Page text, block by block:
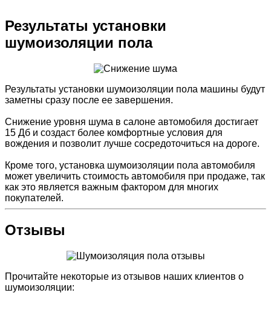
Результаты установки
шумоизоляции пола
Результаты установки шумоизоляции пола машины будут
заметны сразу после ее завершения.
Снижение уровня шума в салоне автомобиля достигает
15 Дб и создаст более комфортные условия для
вождения и позволит лучше сосредоточиться на дороге.
Кроме того, установка шумоизоляции пола автомобиля
может увеличить стоимость автомобиля при продаже, так
как это является важным фактором для многих
покупателей.
Отзывы
Прочитайте некоторые из отзывов наших клиентов о
шумоизоляции: